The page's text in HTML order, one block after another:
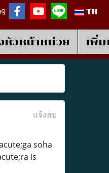
TH
หัวหน้าหน่วย เพิ่
แจ้งลบ
soha
is